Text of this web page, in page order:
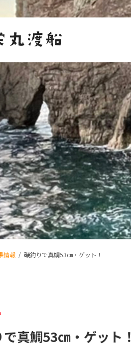
情報 / 磯釣りで真鯛53㎝・ゲット！
真鯛53㎝・ゲット！